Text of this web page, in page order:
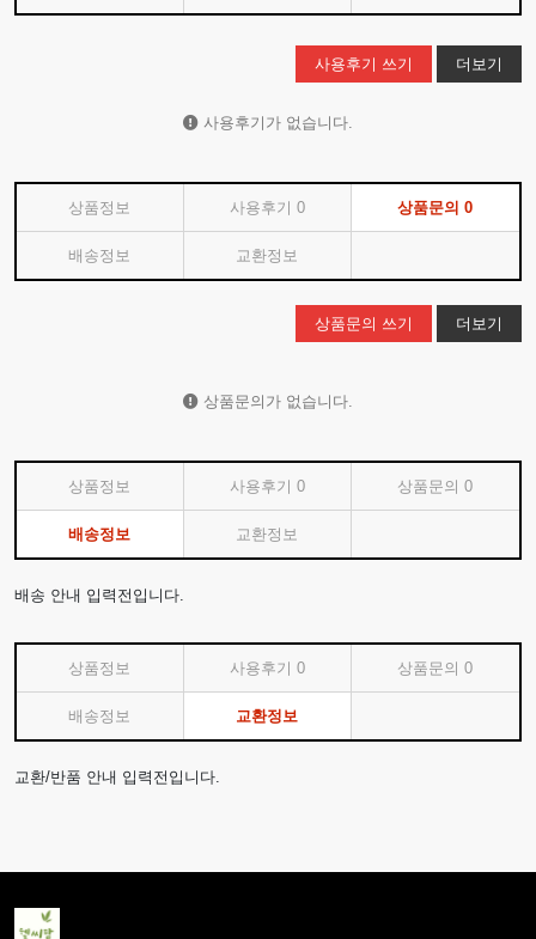
사용후기 쓰기 더보기
사용후기가 없습니다.
상품정보 사용후기 0 상품문의0
배송정보 교환정보
상품문의 쓰기 더보기
상품문의가 없습니다.
상품정보 사용후기 0 상품문의0
배송정보 교환정보
배송 안내 입력전입니다.
상품정보 사용후기 0 상품문의0
배송정보 교환정보
교환/반품 안내 입력전입니다.